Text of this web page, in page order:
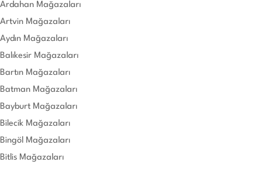
Ardahan Mağazaları
Artvin Mağazaları
Aydın Mağazaları
Balıkesir Mağazaları
Bartın Mağazaları
Batman Mağazaları
Bayburt Mağazaları
Bilecik Mağazaları
Bingöl Mağazaları
Bitlis Mağazaları